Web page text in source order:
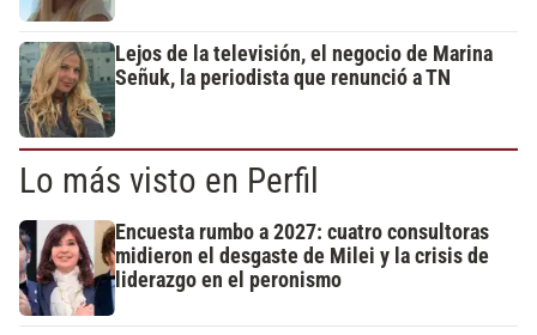
Lejos de la televisión, el negocio de Marina
Señuk, la periodista que renunció a TN
Lo más visto en Perfil
Encuesta rumbo a 2027: cuatro consultoras
midieron el desgaste de Milei y la crisis de
liderazgo en el peronismo